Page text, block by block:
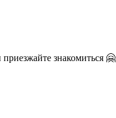
приезжайте знакомиться 🤗